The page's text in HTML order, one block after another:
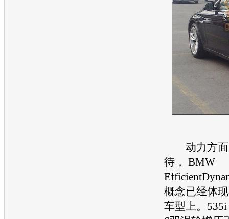
动力方面
待， BMW
概念已经体
车型上。